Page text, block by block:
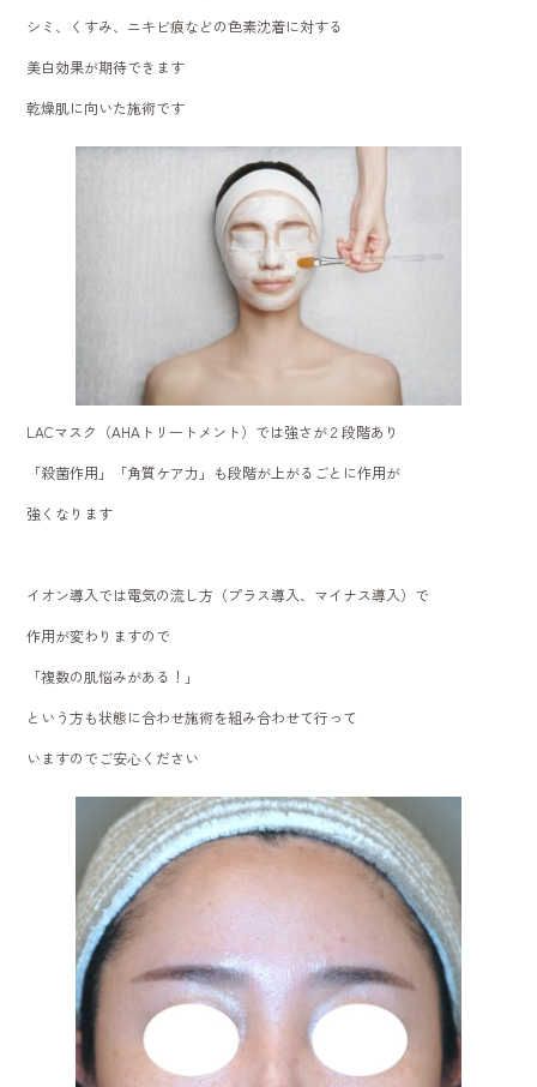
シミ、くすみ、ニキビ痕などの色素沈着に対する
美白効果が期待できます
乾燥肌に向いた施術です
LACマスク（AHAトリートメント）では強さが２段階あり
「殺菌作用」「角質ケア力」も段階が上がるごとに作用が
強くなります
イオン導入では電気の流し方（プラス導入、マイナス導入）で
作用が変わりますので
「複数の肌悩みがある！」
という方も状態に合わせ施術を組み合わせて行って
いますのでご安心ください